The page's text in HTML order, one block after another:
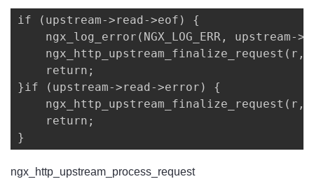
if (upstream->read->eof) {
ngx_log_error(NGX_LOG_ERR, upstream-
ngx_http_upstream_finalize_request(r, u,
return;
}if (upstream->read->error) {
ngx_http_upstream_finalize_request(r, u,
return;
}
ngx_http_upstream_process_request